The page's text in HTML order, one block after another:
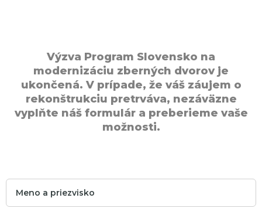
Výzva Program Slovensko na
modernizáciu zberných dvorov je
ukončená. V prípade, že váš záujem o
rekonštrukciu pretrváva, nezáväzne
vyplňte náš formulár a preberieme vaše
možnosti.